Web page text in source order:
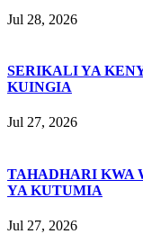
Jul 28, 2026
SERIKALI YA
KUINGIA
Jul 27, 2026
TAHADHARI KWA
YA KUTUMIA
Jul 27, 2026